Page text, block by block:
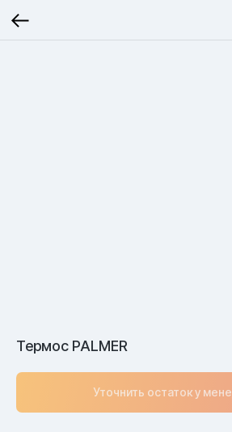
Термос PALMER
Уточнить остаток у